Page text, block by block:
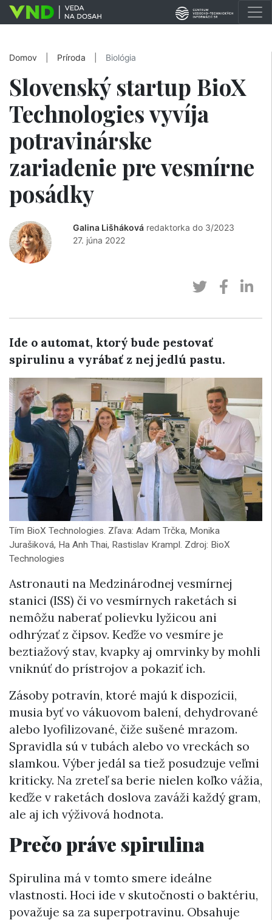
Domov Príroda Biológia
Slovenský startup BioX
Technologies vyvíja
potravinárske
zariadenie pre vesmírne
posádky
Galina Lišháková redaktorka do 3/2023
27. júna 2022
Ide o automat, ktorý bude pestovať
spirulinu a vyrábať z nej jedlú pastu.
Tím BioX Technologies. Zľava: Adam Trčka, Monika
Jurašiková, Ha Anh Thai, Rastislav Krampl. Zdroj: BioX
Technologies
Astronauti na Medzinárodnej vesmírnej
stanici (ISS) či vo vesmírnych raketách si
nemôžu naberať polievku lyžicou ani
odhrýzať z čipsov. Keďže vo vesmíre je
beztiažový stav, kvapky aj omrvinky by mohli
vniknúť do prístrojov a pokaziť ich.
Zásoby potravín, ktoré majú k dispozícii,
musia byť vo vákuovom balení, dehydrované
alebo lyofilizované, čiže sušené mrazom.
Spravidla sú v tubách alebo vo vreckách so
slamkou. Výber jedál sa tiež posudzuje veľmi
kriticky. Na zreteľ sa berie nielen koľko vážia,
keďže v raketách doslova zaváži každý gram,
ale aj ich výživová hodnota.
Prečo práve spirulina
Spirulina má v tomto smere ideálne
vlastnosti. Hoci ide v skutočnosti o baktériu,
považuje sa za superpotravinu. Obsahuje